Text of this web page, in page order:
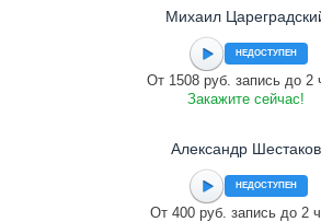
Михаил
НЕДОСТУПЕН
От 1508 руб. запись до 2
Закажите сейчас!
Александр Шестаков
НЕДОСТУПЕН
От 400 руб. запись до 2